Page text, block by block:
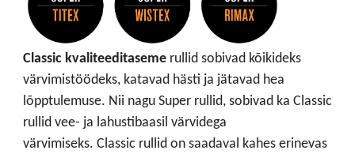
Classic kvaliteeditasemerullid sobivad kõikideks
värvimistöödeks, katavad hästi ja jätavad hea
lõpptulemuse. Nii nagu Super rullid, sobivad ka Classic
rullid vee- ja lahustibaasil värvidega
värvimiseks. Classic rullid on saadaval kahes erinevas